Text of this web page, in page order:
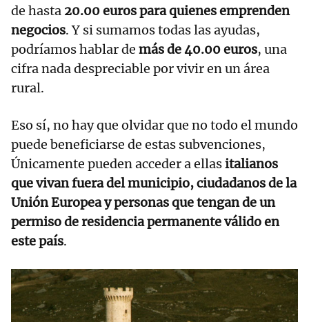
de hasta 20.00 euros para quienes emprenden
negocios. Y si sumamos todas las ayudas,
podríamos hablar de más de 40.00 euros, una
cifra nada despreciable por vivir en un área
rural.
Eso sí, no hay que olvidar que no todo el mundo
puede beneficiarse de estas subvenciones,
Únicamente pueden acceder a ellasitalianos
que vivan fuera del municipio, ciudadanos de la
Unión Europea y personas que tengan de un
permiso de residencia permanente válido en
este país.